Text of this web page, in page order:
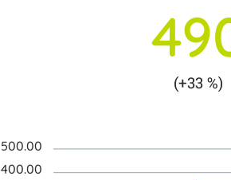
(+33 %)
500.00
400.00